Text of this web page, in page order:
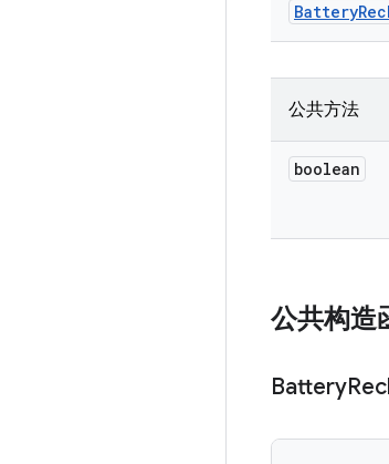
Battery
公共方法
boolean
公共构造
Battery